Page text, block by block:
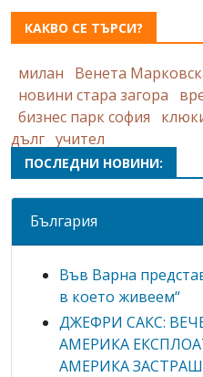
КАКВО СЕ ТЪРСИ?
милан Венета
новини стара загора
бизнес парк софия
дълг учител
ПОСЛЕДНИ НОВИНИ:
България
Във Варна
в което живеем“
ДЖЕФРИ САКС:
АМЕРИКА
АМЕРИКА